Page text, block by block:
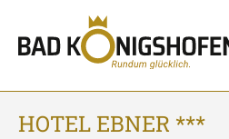
HOTEL EBNER ***